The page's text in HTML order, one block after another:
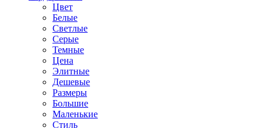
Цвет
Белые
Светлые
Серые
Темные
Цена
Элитные
Дешевые
Размеры
Большие
Маленькие
Стиль